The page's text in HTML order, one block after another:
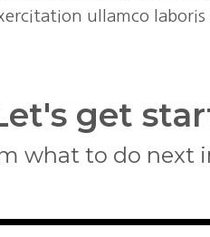
ullamco
get
what to do next